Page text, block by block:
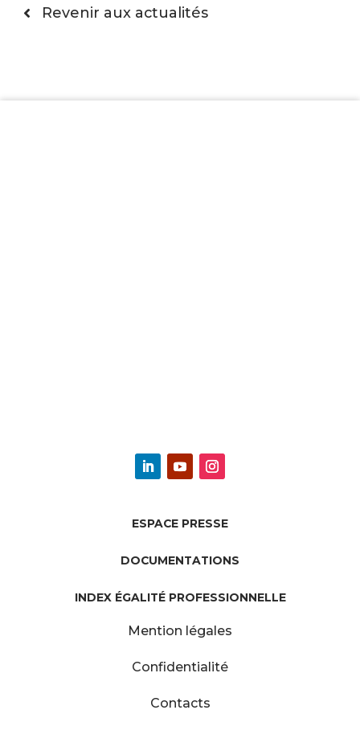
Revenir aux actualités
ESPACE PRESSE
DOCUMENTATIONS
INDEX ÉGALITÉ PROFESSIONNELLE
Mention légales
Confidentialité
Contacts